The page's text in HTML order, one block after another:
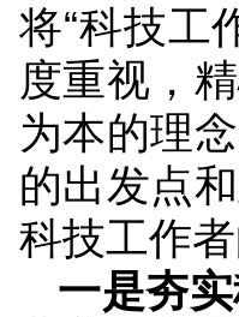
将“科技工
度重视，
为本的理
的出发点
科技工作
一是夯